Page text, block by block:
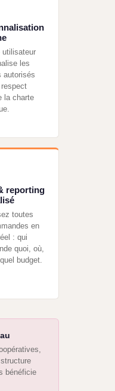
utilisateur
les
autorisés
la charte
reporting
toutes
en
: qui
quoi, où,
budget.
bénéficie